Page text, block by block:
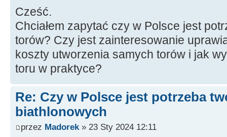
Cześć.
Chciałem zapytać czy w Polsce jest
torów? Czy jest zainteresowanie
koszty utworzenia samych torów i jak
toru w praktyce?
Re: Czy w Polsce jest potrzeba
biathlonowych
przez Madorek » 23 Sty 2024 12:11